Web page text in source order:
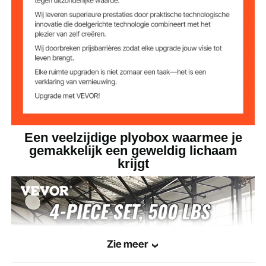
Afmetingen 18
inch doos
20,2 x 20,2 x 18 inch / 513 x
513 x 458 mm
Afmetingen doos
24 inch
575 x 609 mm
van 30 inch
656 x 762 mm
Een veelzijdige plyobox waarmee je
gemakkelijk een geweldig lichaam
krijgt
Zie meer